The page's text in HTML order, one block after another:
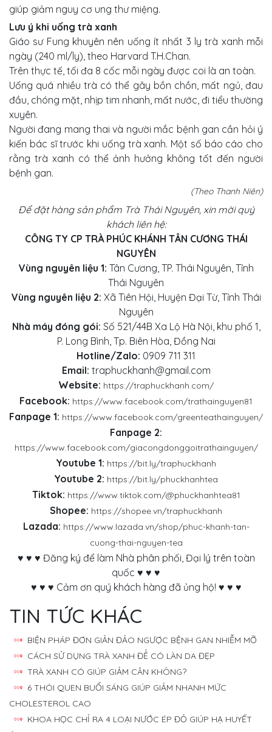
giúp giảm nguy cơ ung thư miệng.
Lưu ý khi uống trà xanh
Giáo sư Fung khuyên nên uống ít nhất 3 ly trà xanh mỗi
ngày (240 ml/ly), theo Harvard T.H.Chan.
Trên thực tế, tối đa 8 cốc mỗi ngày được coi là an toàn.
Uống quá nhiều trà có thể gây bồn chồn, mất ngủ, đau
đầu, chóng mặt, nhịp tim nhanh, mất nước, đi tiểu thường
xuyên.
Người đang mang thai và người mắc bệnh gan cần hỏi ý
kiến bác sĩ trước khi uống trà xanh. Một số báo cáo cho
rằng trà xanh có thể ảnh hưởng không tốt đến người
bệnh gan.
(Theo Thanh Niên)
Để đặt hàng sản phẩm Trà Thái Nguyên, xin mời quý
khách liên hệ:
CÔNG TY CP TRÀ PHÚC KHÁNH TÂN CƯƠNG THÁI
NGUYÊN
Vùng nguyên liệu 1: Tân Cương, TP. Thái Nguyên, Tỉnh
Thái Nguyên
Vùng nguyên liệu 2: Xã Tiên Hội, Huyện Đại Từ, Tỉnh Thái
Nguyên
Nhà máy đóng gói: Số 521/44B Xa Lộ Hà Nội, khu phố 1,
P. Long Bình, Tp. Biên Hòa, Đồng Nai
Hotline/Zalo: 0909 711 311
Email: traphuckhanh@gmail.com
Website: https://traphuckhanh.com/
Facebook: https://www.facebook.com/trathainguyen81
Fanpage 1: https://www.facebook.com/greenteathainguyen/
Fanpage 2:
https://www.facebook.com/giacongdonggoitrathainguyen/
Youtube 1: https://bit.ly/traphuckhanh
Youtube 2: https://bit.ly/phuckhanhtea
Tiktok: https://www.tiktok.com/@phuckhanhtea81
Shopee: https://shopee.vn/traphuckhanh
Lazada: https://www.lazada.vn/shop/phuc-khanh-tan-
cuong-thai-nguyen-tea
♥ ♥ ♥ Đăng ký để làm Nhà phân phối, Đại lý trên toàn
quốc ♥ ♥ ♥
♥ ♥ ♥ Cảm ơn quý khách hàng đã ủng hộ! ♥ ♥ ♥
TIN TỨC KHÁC
BIỆN PHÁP ĐƠN GIẢN ĐẢO NGƯỢC BỆNH GAN NHIỄM MỠ
CÁCH SỬ DỤNG TRÀ XANH ĐỂ CÓ LÀN DA ĐẸP
TRÀ XANH CÓ GIÚP GIẢM CÂN KHÔNG?
6 THÓI QUEN BUỔI SÁNG GIÚP GIẢM NHANH MỨC
CHOLESTEROL CAO
KHOA HỌC CHỈ RA 4 LOẠI NƯỚC ÉP ĐỎ GIÚP HẠ HUYẾT